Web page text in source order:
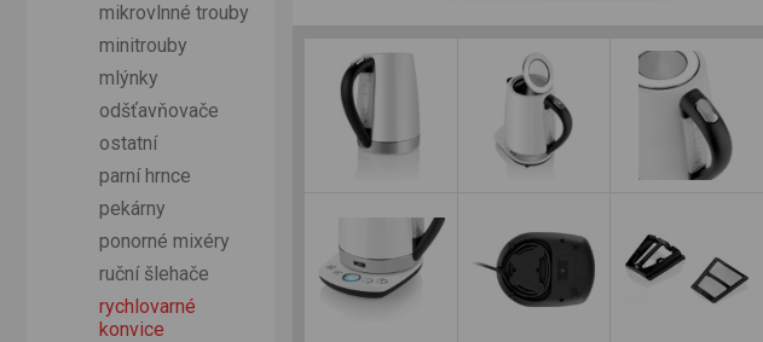
mikrovlnné trouby
minitrouby
mlýnky
odšťavňovače
ostatní
parní hrnce
pekárny
ponorné mixéry
ruční šlehače
rychlovarné
konvice